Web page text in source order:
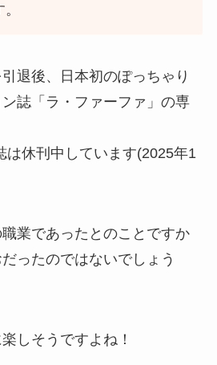
退後、日本初のぽっちゃり
誌「ラ・ファーファ」の専
休刊中しています(2025年1
業であったとのことですか
ったのではないでしょう
しそうですよね！